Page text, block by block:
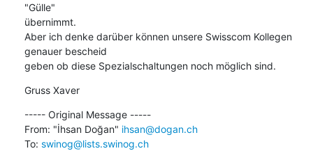
"Gülle"
übernimmt.
Aber ich denke darüber können unsere Swisscom Kollegen
genauer bescheid
geben ob diese Spezialschaltungen noch möglich sind.
Gruss Xaver
----- Original Message -----
From: "İhsan Doğan" ihsan@dogan.ch
To: swinog@lists.swinog.ch